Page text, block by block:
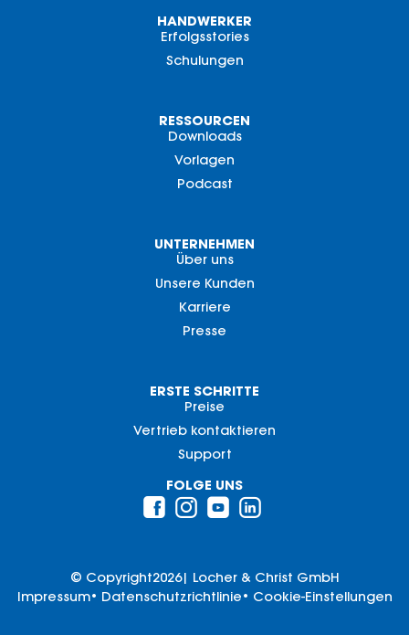
HANDWERKER
Erfolgsstories
Schulungen
RESSOURCEN
Downloads
Vorlagen
Podcast
UNTERNEHMEN
Über uns
Unsere Kunden
Karriere
Presse
ERSTE SCHRITTE
Preise
Vertrieb kontaktieren
Support
FOLGE UNS
© Copyright2026| Locher & Christ GmbH
Impressum• Datenschutzrichtlinie• Cookie-Einstellungen